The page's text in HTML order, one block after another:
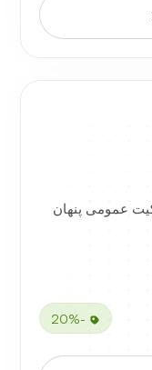
عمومی پنهان
-20%